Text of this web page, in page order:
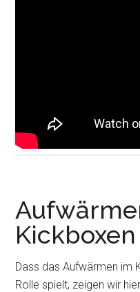
Kickboxen
Dass das Aufwärmen im
Rolle spielt, zeigen wir